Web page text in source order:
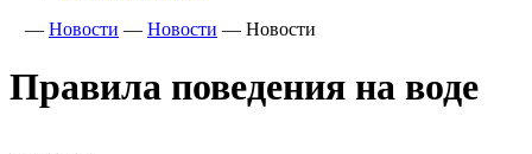
— Новости — Новости — Новости
Правила поведения на воде